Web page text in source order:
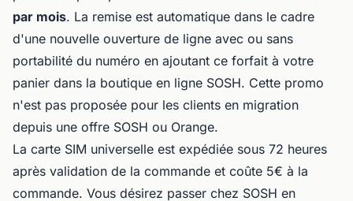
par mois. La remise est automatique dans le cadre
d'une nouvelle ouverture de ligne avec ou sans
portabilité du numéro en ajoutant ce forfait à votre
panier dans la boutique en ligne SOSH. Cette promo
n'est pas proposée pour les clients en migration
depuis une offre SOSH ou Orange.
La carte SIM universelle est expédiée sous 72 heures
après validation de la commande et coûte 5€ à la
commande. Vous désirez passer chez SOSH en